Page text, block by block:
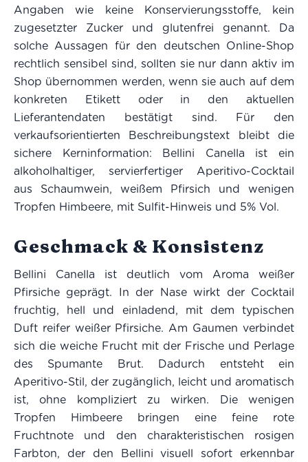
Angaben wie keine Konservierungsstoffe, kein
zugesetzter Zucker und glutenfrei genannt. Da
solche Aussagen für den deutschen Online-Shop
rechtlich sensibel sind, sollten sie nur dann aktiv im
Shop übernommen werden, wenn sie auch auf dem
konkreten Etikett oder in den aktuellen
Lieferantendaten bestätigt sind. Für den
verkaufsorientierten Beschreibungstext bleibt die
sichere Kerninformation: Bellini Canella ist ein
alkoholhaltiger, servierfertiger Aperitivo-Cocktail
aus Schaumwein, weißem Pfirsich und wenigen
Tropfen Himbeere, mit Sulfit-Hinweis und 5% Vol.
Geschmack & Konsistenz
Bellini Canella ist deutlich vom Aroma weißer
Pfirsiche geprägt. In der Nase wirkt der Cocktail
fruchtig, hell und einladend, mit dem typischen
Duft reifer weißer Pfirsiche. Am Gaumen verbindet
sich die weiche Frucht mit der Frische und Perlage
des Spumante Brut. Dadurch entsteht ein
Aperitivo-Stil, der zugänglich, leicht und aromatisch
ist, ohne kompliziert zu wirken. Die wenigen
Tropfen Himbeere bringen eine feine rote
Fruchtnote und den charakteristischen rosigen
Farbton, der den Bellini visuell sofort erkennbar